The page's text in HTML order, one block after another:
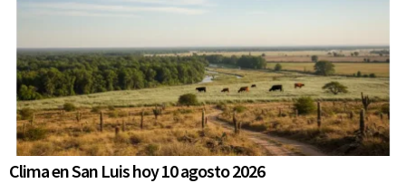
Clima en San Luis hoy 10 agosto 2026